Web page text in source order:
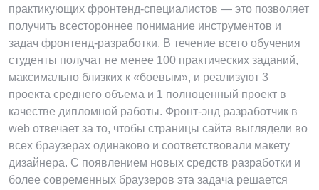
практикующих фронтенд-специалистов — это позволяет
получить всестороннее понимание инструментов и
задач фронтенд-разработки. В течение всего обучения
студенты получат не менее 100 практических заданий,
максимально близких к «боевым», и реализуют 3
проекта среднего объема и 1 полноценный проект в
качестве дипломной работы. Фронт-энд разработчик в
web отвечает за то, чтобы страницы сайта выглядели во
всех браузерах одинаково и соответствовали макету
дизайнера. С появлением новых средств разработки и
более современных браузеров эта задача решается